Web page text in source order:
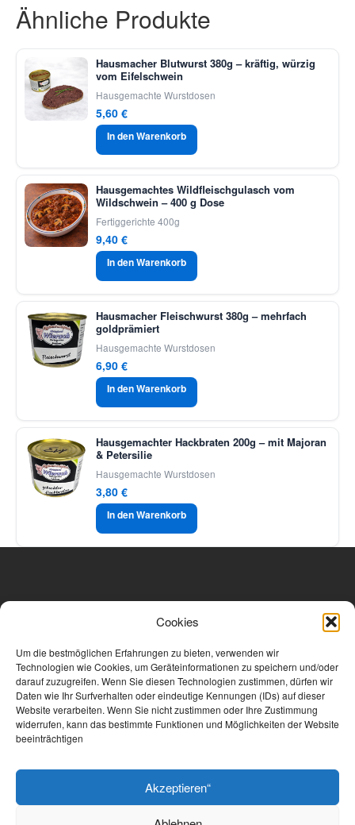
Cookies
Um die bestmöglichen Erfahrungen zu bieten, verwenden wir
Technologien wie Cookies, um Geräteinformationen zu speichern und/oder
darauf zuzugreifen. Wenn Sie diesen Technologien zustimmen, dürfen wir
Daten wie Ihr Surfverhalten oder eindeutige Kennungen (IDs) auf dieser
Website verarbeiten. Wenn Sie nicht zustimmen oder Ihre Zustimmung
widerrufen, kann das bestimmte Funktionen und Möglichkeiten der Website
beeinträchtigen
Akzeptieren“
Ähnliche Produkte
Hausmacher Blutwurst 380g – kräftig, würzig
vom Eifelschwein
Hausgemachte Wurstdosen
5,60 €
In den Warenkorb
Hausgemachtes Wildfleischgulasch vom
Wildschwein – 400 g Dose
Fertiggerichte 400g
9,40 €
In den Warenkorb
Hausmacher Fleischwurst 380g – mehrfach
goldprämiert
Hausgemachte Wurstdosen
6,90 €
In den Warenkorb
Hausgemachter Hackbraten 200g – mit Majoran
& Petersilie
Hausgemachte Wurstdosen
3,80 €
In den Warenkorb
info@metzgerei-wiersch.de
Telefon oder Whasapp: 02653-8365
© 2025 Metzgerei Wiersch
Home
ONLINE SHOP